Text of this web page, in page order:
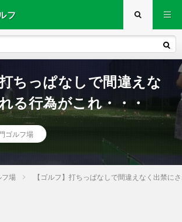
フ
ちっぱなしで間違えな
る行為がこれ・・・
ゴルフ場
フ場 【ゴルフ】打ちっぱなしで間違えなく出禁に